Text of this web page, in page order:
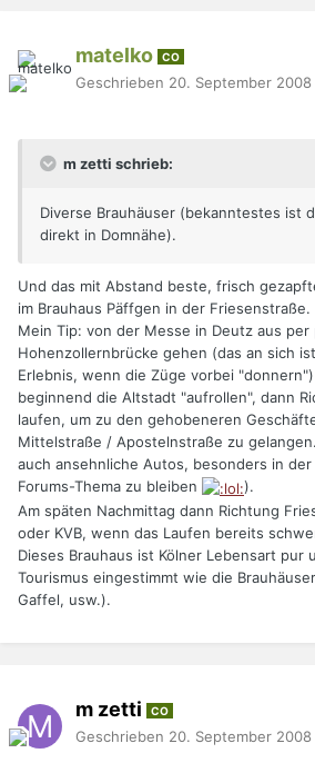
matelko CO
Geschrieben 20. September 2008
m zetti schrieb:
Diverse Brauhäuser (bekanntestes ist
direkt in Domnähe).
Und das mit Abstand beste, frisch
im Brauhaus Päffgen in der Friesenstraße.
Mein Tip: von der Messe in Deutz aus per
Hohenzollernbrücke gehen (das an sich
Erlebnis, wenn die Züge vorbei
beginnend die Altstadt "aufrollen", dann
laufen, um zu den gehobeneren
Mittelstraße / Apostelnstraße zu
auch ansehnliche Autos, besonders in
Forums-Thema zu bleiben
).
Am späten Nachmittag dann Richtung
oder KVB, wenn das Laufen bereits
Dieses Brauhaus ist Kölner Lebensart pur
Tourismus eingestimmt wie die
Gaffel, usw.).
m zetti CO
Geschrieben 20. September 2008